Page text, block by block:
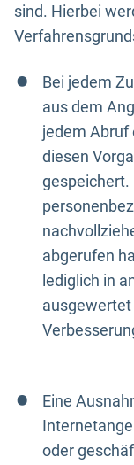
sind. Hierbei
Bei jedem
aus dem
jedem Abruf
diesen
gespeichert.
abgerufen
lediglich in
Eine
oder